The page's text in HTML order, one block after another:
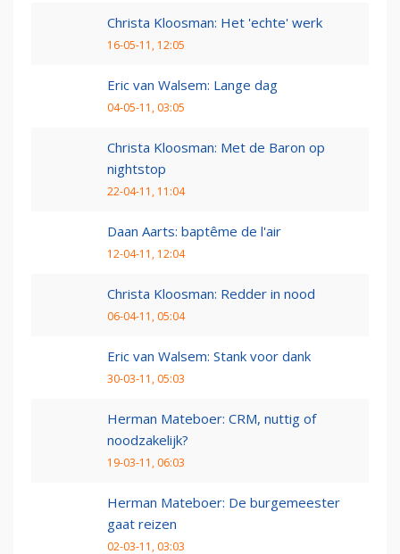
Christa Kloosman: Het 'echte' werk
16-05-11, 12:05
Eric van Walsem: Lange dag
04-05-11, 03:05
Christa Kloosman: Met de Baron op
nightstop
22-04-11, 11:04
Daan Aarts: baptême de l'air
12-04-11, 12:04
Christa Kloosman: Redder in nood
06-04-11, 05:04
Eric van Walsem: Stank voor dank
30-03-11, 05:03
Herman Mateboer: CRM, nuttig of
noodzakelijk?
19-03-11, 06:03
Herman Mateboer: De burgemeester
gaat reizen
02-03-11, 03:03